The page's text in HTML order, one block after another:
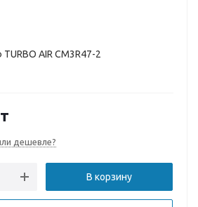
AIR CM3R47-2
дешевле?
В корзину